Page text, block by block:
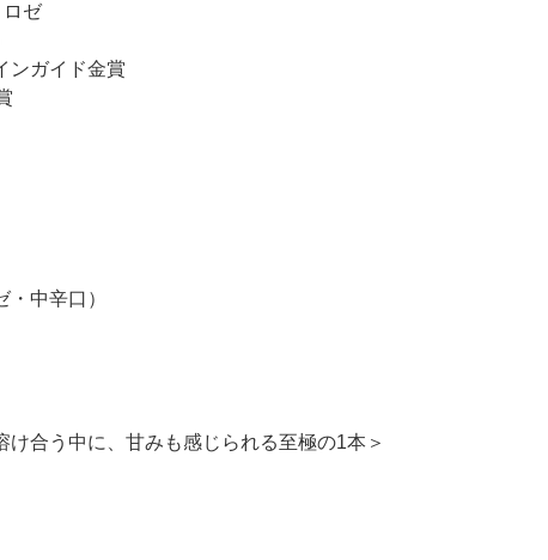
ゼ
ンガイド金賞
・中辛口）
け合う中に、甘みも感じられる至極の1本＞